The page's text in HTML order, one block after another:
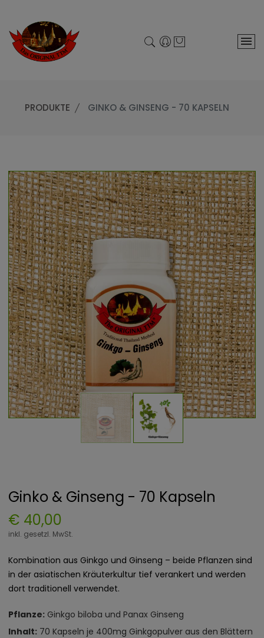
PRODUKTE GINKO & GINSENG - 70 KAPSELN
Ginko & Ginseng - 70 Kapseln
€ 40,00
inkl. gesetzl. MwSt.
Kombination aus Ginkgo und Ginseng – beide Pflanzen sind
in der asiatischen Kräuterkultur tief verankert und werden
dort traditionell verwendet.
Pflanze: Ginkgo biloba und Panax Ginseng
Inhalt: 70 Kapseln je 400mg Ginkgopulver aus den Blättern